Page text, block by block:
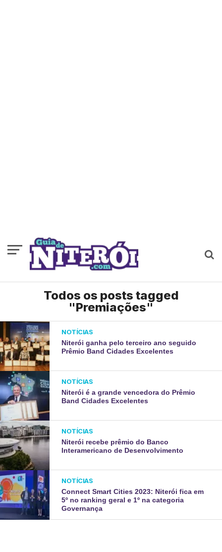
Todos os posts tagged
"Premiações"
NOTÍCIAS
Niterói ganha pelo terceiro ano seguido
Prêmio Band Cidades Excelentes
NOTÍCIAS
Niterói é a grande vencedora do Prêmio
Band Cidades Excelentes
NOTÍCIAS
Niterói recebe prêmio do Banco
Interamericano de Desenvolvimento
NOTÍCIAS
Connect Smart Cities 2023: Niterói fica em
5º no ranking geral e 1º na categoria
Governança